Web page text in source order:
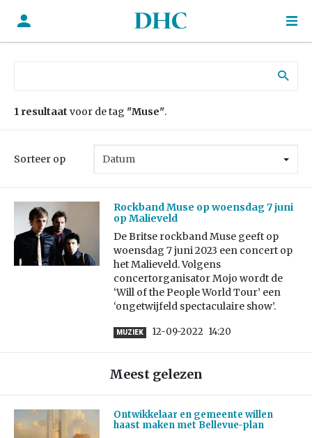
1 resultaat voor de tag "Muse".
Sorteer op
Rockband Muse op woensdag 7 juni
op Malieveld
De Britse rockband Muse geeft op
woensdag 7 juni 2023 een concert op
het Malieveld. Volgens
concertorganisator Mojo wordt de
‘Will of the People World Tour’ een
‘ongetwijfeld spectaculaire show’.
MUZIEK 12-09-2022 14:20
Meest gelezen
Ontwikkelaar en gemeente willen
haast maken met Bellevue-plan